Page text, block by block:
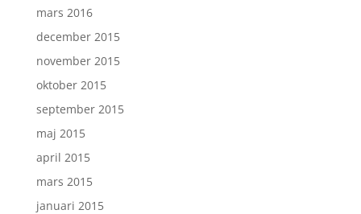
mars 2016
december 2015
november 2015
oktober 2015
september 2015
maj 2015
april 2015
mars 2015
januari 2015